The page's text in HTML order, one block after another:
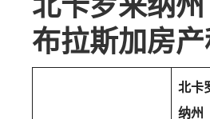
布拉斯加房
北卡
纳州